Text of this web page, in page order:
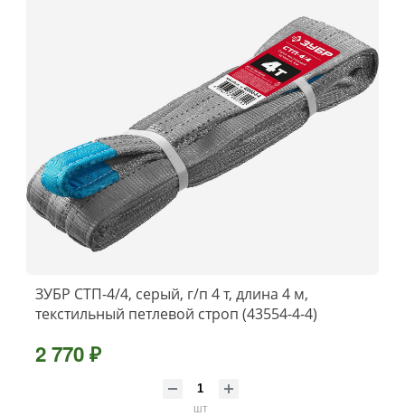
ЗУБР СТП-4/4, серый, г/п 4 т, длина 4 м,
текстильный петлевой строп (43554-4-4)
2 770 ₽
шт